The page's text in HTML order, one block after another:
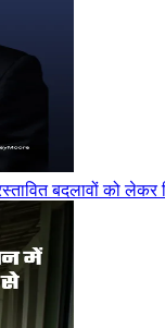
बदलावों को लेकर